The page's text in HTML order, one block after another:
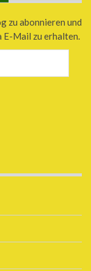
zu abonnieren und
E-Mail zu erhalten.